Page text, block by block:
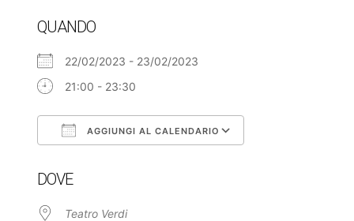
QUANDO
22/02/2023 - 23/02/2023
21:00 - 23:30
AGGIUNGI AL CALENDARIO
DOVE
Teatro Verdi